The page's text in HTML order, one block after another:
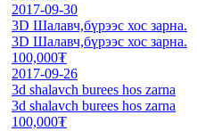
2017-09-30
3D Шалавч,бүрээс хос зарна.
3D Шалавч,бүрээс хос зарна.
100,000₮
2017-09-26
3d shalavch burees hos zarna
3d shalavch burees hos zarna
100,000₮